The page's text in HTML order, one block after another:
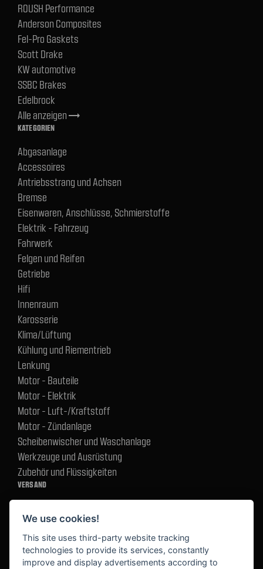
ROUSH Performance
Anderson Composites
Fel-Pro Gaskets
Scott Drake
KW automotive
SSBC Brakes
Edelbrock
Alle anzeigentrending_flat
KATEGORIEN
Abgasanlage
Accessoires
Antriebsstrang und Achsen
Bremse
Eisenwaren, Anschlüsse, Schmierstoffe
Elektrik - Fahrzeug
Fahrwerk
Felgen und Reifen
Getriebe
Hifi
Innenraum
Karosserie
Klima/Lüftung
Kühlung und Riementrieb
Lenkung
Motor - Bauteile
Motor - Elektrik
Motor - Luft-/Kraftstoff
Motor - Zündanlage
Scheibenwischer und Waschanlage
Werkzeuge und Ausrüstung
Zubehör und Flüssigkeiten
VERSAND
We use cookies!
This site uses third-party website tracking
technologies to provide its services, constantly
improve and display advertisements according to